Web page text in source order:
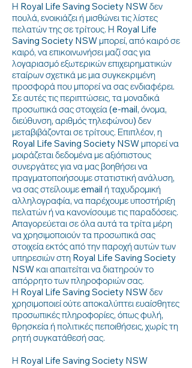
Η Royal Life Saving Society NSW δεν
πουλά, ενοικιάζει ή μισθώνει τις λίστες
πελατών της σε τρίτους. Η Royal Life
Saving Society NSW μπορεί, από καιρό σε
καιρό, να επικοινωνήσει μαζί σας για
λογαριασμό εξωτερικών επιχειρηματικών
εταίρων σχετικά με μια συγκεκριμένη
προσφορά που μπορεί να σας ενδιαφέρει.
Σε αυτές τις περιπτώσεις, τα μοναδικά
προσωπικά σας στοιχεία (e-mail, όνομα,
διεύθυνση, αριθμός τηλεφώνου) δεν
μεταβιβάζονται σε τρίτους. Επιπλέον, η
Royal Life Saving Society NSW μπορεί να
μοιράζεται δεδομένα με αξιόπιστους
συνεργάτες για να μας βοηθήσει να
πραγματοποιήσουμε στατιστική ανάλυση,
να σας στείλουμε email ή ταχυδρομική
αλληλογραφία, να παρέχουμε υποστήριξη
πελατών ή να κανονίσουμε τις παραδόσεις.
Απαγορεύεται σε όλα αυτά τα τρίτα μέρη
να χρησιμοποιούν τα προσωπικά σας
στοιχεία εκτός από την παροχή αυτών των
υπηρεσιών στη Royal Life Saving Society
NSW και απαιτείται να διατηρούν το
απόρρητο των πληροφοριών σας.
Η Royal Life Saving Society NSW δεν
χρησιμοποιεί ούτε αποκαλύπτει ευαίσθητες
προσωπικές πληροφορίες, όπως φυλή,
θρησκεία ή πολιτικές πεποιθήσεις, χωρίς τη
ρητή συγκατάθεσή σας.
Η Royal Life Saving Society NSW